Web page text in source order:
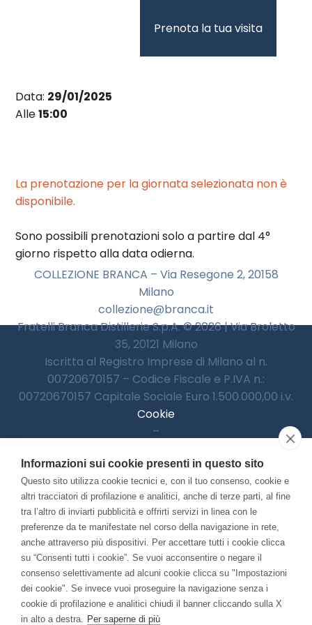
Prenota la tua visita
Data: 29/01/2025
Alle15:00
La prenotazione per la giornata selezionata non è
disponibile.
Sono possibili prenotazioni solo a partire dal 4°
giorno rispetto alla data odierna.
COLLEZIONE BRANCA – Via Resegone 2, 20158
Milano
collezione@branca.it
Fratelli Branca Distillerie S.p.A. © 2026 | Via Broletto
35, 20121 Milano
Iscritta al Registro Imprese di Milano al n.
00720670157 – Codice Fiscale e P.IVA n.:
00720670157 Capitale Sociale Euro 1.500.000,00 i.v.
Cookie
–
–
Accessibilitià
Con il contributo di:
Informazioni sui cookie presenti in questo sito
Questo sito utilizza cookie tecnici e, con il tuo consenso, cookie e
altri tracciatori di profilazione e analitici, anche di terze parti, al fine
tra l’altro di inviarti pubblicità e offrirti servizi in linea con le
preferenze da te manifestate nel corso della navigazione in rete,
anche attraverso più dispositivi. Per accettare tutti i cookie clicca
su “Consenti tutti i cookie”. Se vuoi acconsentire o negare il
consenso selettivamente ad alcuni cookie clicca su "Impostazioni
dei cookie". Se invece vuoi proseguire la navigazione senza i
cookie di profilazione e analitici chiudi il banner cliccando sulla X
in alto a destra. Per saperne di più